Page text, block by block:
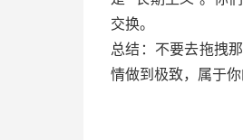
交换。
总结：不要去拖拽
情做到极致，属于